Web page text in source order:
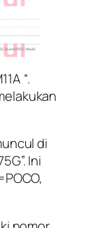
“.
di
Ini